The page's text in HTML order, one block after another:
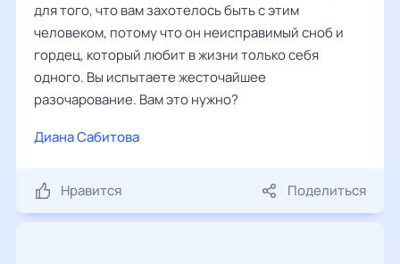
для того, что вам захотелось быть с этим
человеком, потому что он неисправимый сноб и
гордец, который любит в жизни только себя
одного. Вы испытаете жесточайшее
разочарование. Вам это нужно?
Диана Сабитова
Нравится Поделиться